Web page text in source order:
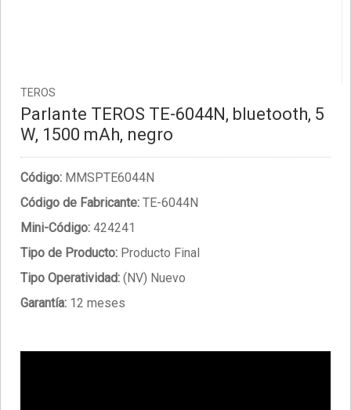
TEROS
Parlante TEROS TE-6044N, bluetooth, 5
W, 1500 mAh, negro
Código: MMSPTE6044N
Código de Fabricante: TE-6044N
Mini-Código: 424241
Tipo de Producto: Producto Final
Tipo Operatividad: (NV) Nuevo
Garantía: 12 meses